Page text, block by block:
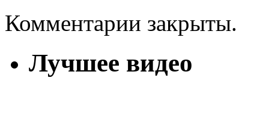
Комментарии закрыты.
Лучшее видео